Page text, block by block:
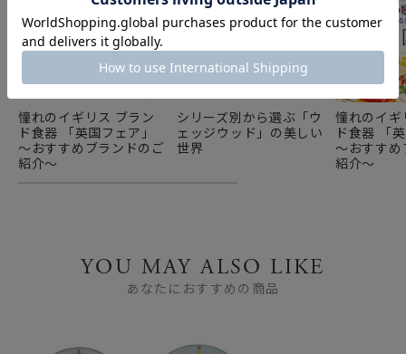
憧れのイギリス ブラン
ド食器 「英国フェア」
～おすすめブランドのご
紹介～
シリーズ別から選ぶ「ウ
ェッジウッド」の美しい
世界
憧れのイ
ド食器 「
～おすす
紹介～
YOU MAY ALSO LIKE
あなたにおすすめの商品